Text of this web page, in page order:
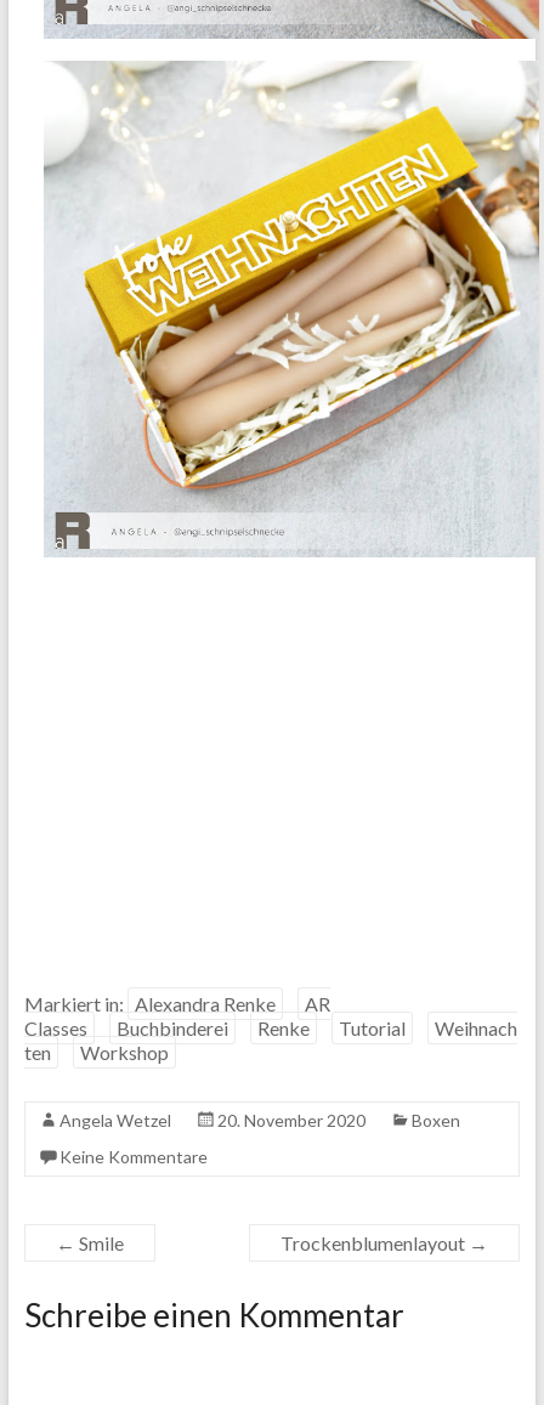
Markiert in: Alexandra Renke
AR
Classes
Buchbinderei Renke Tutorial
Weihnach
ten
Workshop
Angela Wetzel 20. November 2020
Boxen
Keine Kommentare
← Smile Trockenblumenlayout →
Schreibe einen Kommentar